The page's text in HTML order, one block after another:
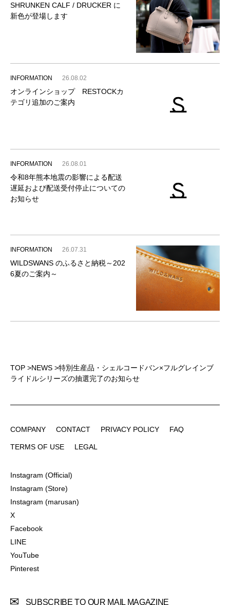
SHRUNKEN CALF / DRUCKER に
新色が登場します
INFORMATION 26.08.02
オンラインショップ RESTOCKカ
テゴリ追加のご案内
INFORMATION 26.08.01
令和8年熊本地震の影響による配送
遅延および配送受付停止についての
お知らせ
INFORMATION 26.07.31
WILDSWANS のふるさと納税～202
6夏のご案内～
TOP >NEWS >特別生産品・シェルコードバン×フルグレインブ
ライドルシリーズの抽選完了のお知らせ
COMPANY
CONTACT
PRIVACY POLICY
FAQ
TERMS OF USE
LEGAL
Instagram (Official)
Instagram (Store)
Instagram (marusan)
X
Facebook
LINE
YouTube
Pinterest
SUBSCRIBE TO OUR MAIL MAGAZINE